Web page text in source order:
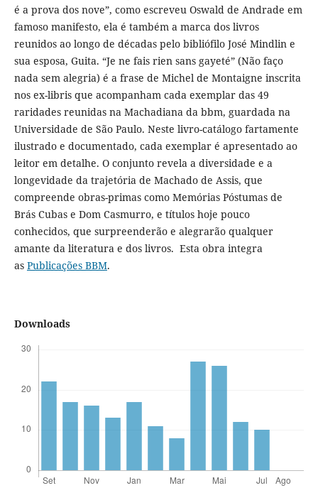
é a prova dos nove”, como escreveu Oswald de Andrade em
famoso manifesto, ela é também a marca dos livros
reunidos ao longo de décadas pelo bibliófilo José Mindlin e
sua esposa, Guita. “Je ne fais rien sans gayeté” (Não faço
nada sem alegria) é a frase de Michel de Montaigne inscrita
nos ex-libris que acompanham cada exemplar das 49
raridades reunidas na Machadiana da bbm, guardada na
Universidade de São Paulo. Neste livro-catálogo fartamente
ilustrado e documentado, cada exemplar é apresentado ao
leitor em detalhe. O conjunto revela a diversidade e a
longevidade da trajetória de Machado de Assis, que
compreende obras-primas como Memórias Póstumas de
Brás Cubas e Dom Casmurro, e títulos hoje pouco
conhecidos, que surpreenderão e alegrarão qualquer
amante da literatura e dos livros. Esta obra integra
as Publicações BBM.
Downloads